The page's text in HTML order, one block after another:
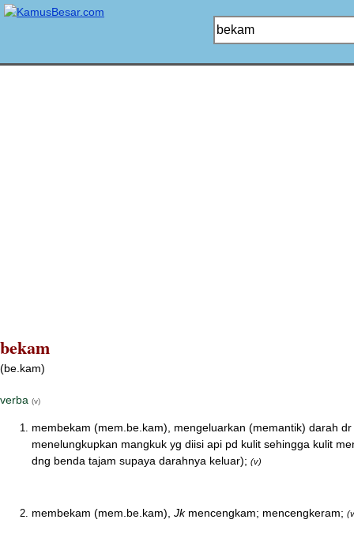
bekam
(be.kam)
verba (v)
membekam (mem.be.kam), mengeluarkan (memantik) darah
menelungkupkan mangkuk yg diisi api pd kulit sehingga kulit
dng benda tajam supaya darahnya keluar); (v)
membekam (mem.be.kam), Jkmencengkam; mencengkeram;